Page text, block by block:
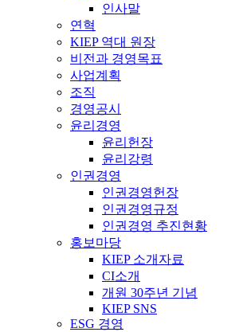
인사말
연혁
KIEP 역대 원장
비전과 경영목표
사업계획
조직
경영공시
윤리경영
윤리헌장
윤리강령
인권경영
인권경영헌장
인권경영규정
인권경영 추진현황
홍보마당
KIEP 소개자료
CI소개
개원 30주년 기념
KIEP SNS
ESG 경영